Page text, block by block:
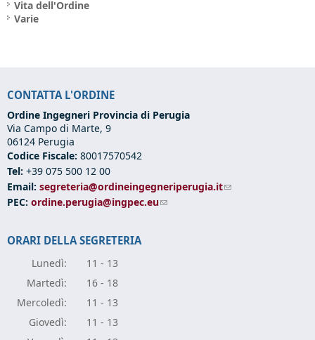
Vita dell'Ordine
Varie
CONTATTA L'ORDINE
Ordine Ingegneri Provincia di Perugia
Via Campo di Marte, 9
06124 Perugia
Codice Fiscale: 80017570542
Tel: +39 075 500 12 00
Email: segreteria@ordineingegneriperugia.it(link sends e-mail)
PEC: ordine.perugia@ingpec.eu(link sends e-mail)
ORARI DELLA SEGRETERIA
Lunedì:
11 - 13
Martedì:
16 - 18
Mercoledì:
11 - 13
Giovedì:
11 - 13